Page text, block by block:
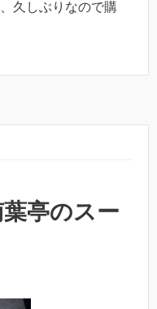
久しぶりなので購
葉亭のスー